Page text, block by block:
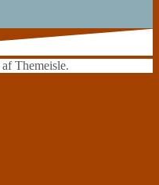
af Themeisle.